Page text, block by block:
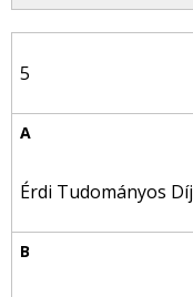
5
Érdi Tudományos Díj